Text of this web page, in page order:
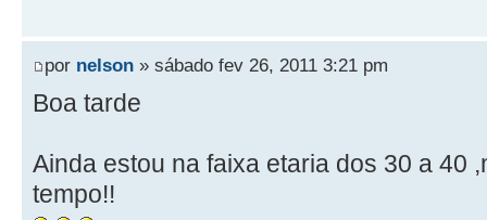
por nelson » sábado fev 26, 2011 3:21 pm
Boa tarde
Ainda estou na faixa etaria dos 30 a 40
tempo!!